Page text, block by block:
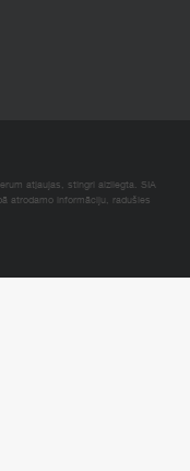
atļaujas, stingri aizliegta. SIA
atrodamo informāciju, radušies